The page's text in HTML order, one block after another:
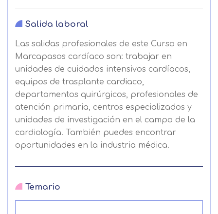
Salida laboral
Las salidas profesionales de este Curso en
Marcapasos cardíaco son: trabajar en
unidades de cuidados intensivos cardíacos,
equipos de trasplante cardiaco,
departamentos quirúrgicos, profesionales de
atención primaria, centros especializados y
unidades de investigación en el campo de la
cardiología. También puedes encontrar
oportunidades en la industria médica.
Temario
Solicitar
información